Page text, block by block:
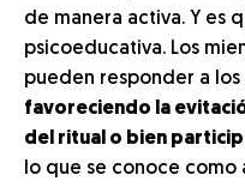
de manera activa. Y es
psicoeducativa. Los
pueden responder a
favoreciendo la
del ritual o bien
lo que se conoce